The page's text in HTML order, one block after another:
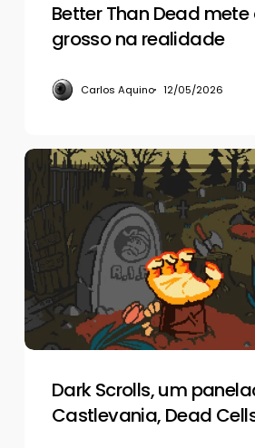
Better Than Dead
grosso na realidade
Carlos Aquino 12/05/2026
Dark
um
panelaço
de
Castlevania,
Dead
Cells
e
Dark Scrolls, um
Castlevania, Dead